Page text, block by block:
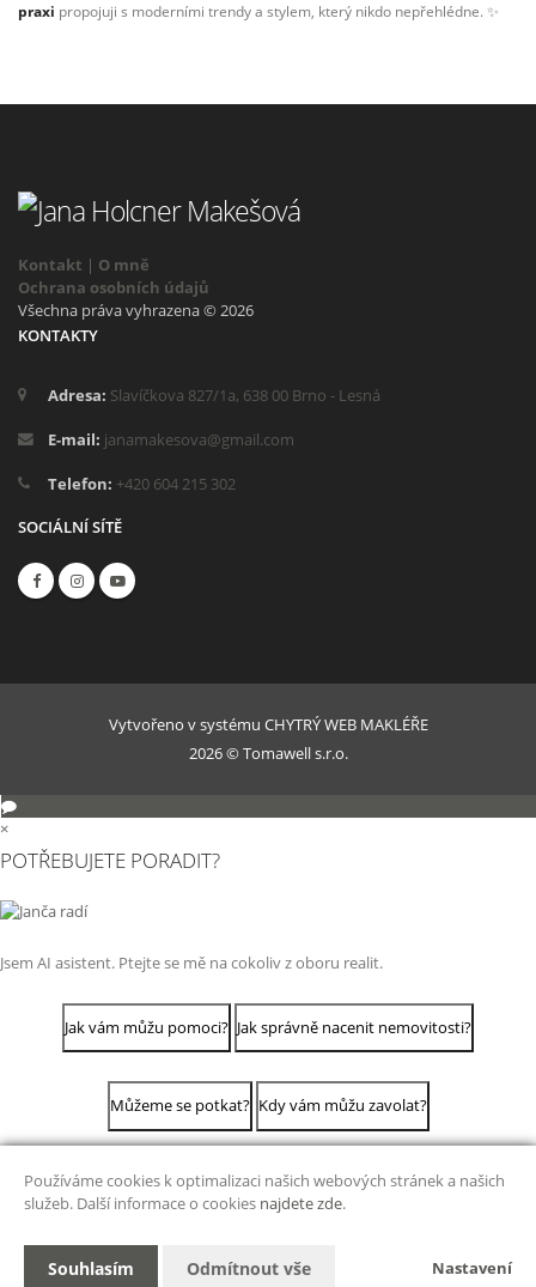
praxi propojuji s moderními trendy a stylem, který nikdo nepřehlédne. ✨
Kontakt | O mně
Ochrana osobních údajů
Všechna práva vyhrazena © 2026
KONTAKTY
Adresa: Slavíčkova 827/1a, 638 00 Brno - Lesná
E-mail: janamakesova@gmail.com
Telefon: +420 604 215 302
SOCIÁLNÍ SÍTĚ
Vytvořeno v systému CHYTRÝ WEB MAKLÉŘE
2026 © Tomawell s.r.o.
Používáme cookies k optimalizaci našich webových stránek a našich
služeb. Další informace o cookies najdete zde.
Souhlasím Odmítnout vše Nastavení
×
POTŘEBUJETE PORADIT?
Jsem AI asistent. Ptejte se mě na cokoliv z oboru realit.
Jak vám můžu pomoci? Jak správně nacenit nemovitosti?
Můžeme se potkat? Kdy vám můžu zavolat?